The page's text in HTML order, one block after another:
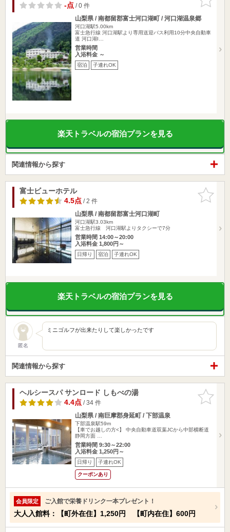
りに追加
-点/ 0 件
山梨県 / 南都留郡富士河口湖町 / 河口湖温泉郷
河口湖駅5.00km
富士急行線 河口湖駅より専用送迎バス利用10分中央自動車
道 河口湖I…
営業時間
入浴料金 ～
宿泊 子連れOK
楽天トラベルの宿泊プランを見る
関連情報から探す
お気に入
りに追加
富士ビューホテル
4.5点/ 2 件
山梨県 / 南都留郡富士河口湖町
河口湖駅3.03km
富士急行線 河口湖駅よりタクシーで7分
営業時間 14:00～20:00
入浴料金 1,800円～
日帰り 宿泊 子連れOK
楽天トラベルの宿泊プランを見る
匿名
ミニゴルフが出来たりして楽しかったです
関連情報から探す
お気に入
りに追加
ヘルシースパ サンロード しもべの湯
4.4点/ 34 件
山梨県 / 南巨摩郡身延町 / 下部温泉
下部温泉駅59m
【車でお越しの方<】 中央自動車道双葉JCから中部横断道
静岡方面 …
営業時間 9:30～22:00
入浴料金 1,250円～
日帰り 子連れOK
クーポンあり
会員限定 ご入館で栄養ドリンク一本プレゼント！
大人入館料：【町外在住】1,250円 【町内在住】600円